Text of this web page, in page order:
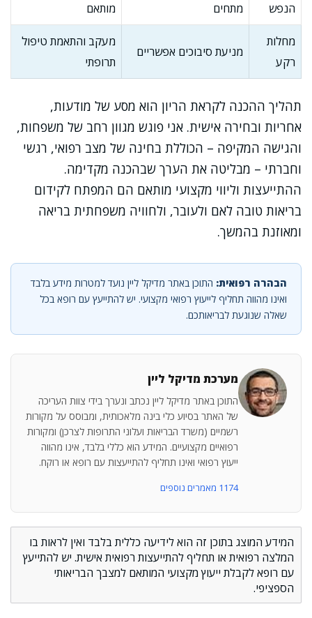
הנפש
מתחים
מותאם
מחלות
רקע
מניעת סיבוכים אפשריים
מעקב והתאמת טיפול
תרופתי
תהליך ההכנה לקראת הריון הוא מסע של מודעות,
אחריות ובחירה אישית. אני פוגש מגוון רחב של משפחות,
והגישה המקיפה – הכוללת בחינה של מצב רפואי, רגשי
וחברתי – מבליטה את הערך שבהכנה מקדימה.
ההתייעצות וליווי מקצועי מותאם הם המפתח לקידום
בריאות טובה לאם ולעובר, ולחוויה משפחתית בריאה
ומאוזנת בהמשך.
הבהרה רפואית: התוכן באתר מדיקל ליין נועד למטרות מידע בלבד
ואינו מהווה תחליף לייעוץ רפואי מקצועי. יש להתייעץ עם רופא בכל
שאלה שנוגעת לבריאותכם.
מערכת מדיקל ליין
התוכן באתר מדיקל ליין נכתב ונערך בידי צוות העריכה
של האתר בסיוע כלי בינה מלאכותית, ומבוסס על מקורות
רשמיים (משרד הבריאות ועלוני התרופות לצרכן) ומקורות
רפואיים מקצועיים. המידע הוא כללי בלבד, אינו מהווה
ייעוץ רפואי ואינו תחליף להתייעצות עם רופא או רוקח.
1174 מאמרים נוספים
המידע המוצג בתוכן זה הוא לידיעה כללית בלבד ואין לראות בו
המלצה רפואית או תחליף להתייעצות רפואית אישית. יש להתייעץ
עם רופא לקבלת ייעוץ מקצועי המותאם למצבך הבריאותי
הספציפי.